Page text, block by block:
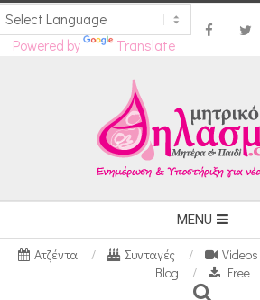
Powered by Translate
Navigation
Menu
MENU
Ατζέντα Συνταγές Videos
Blog
Free
Search